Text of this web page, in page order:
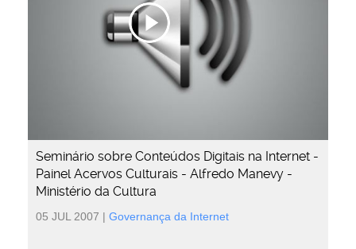
Seminário sobre Conteúdos Digitais na Internet -
Painel Acervos Culturais - Alfredo Manevy -
Ministério da Cultura
05 JUL 2007 | Governança da Internet